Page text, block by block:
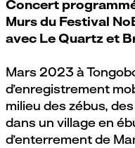
Concert
Murs du Festival
avec Le Quartz et
Mars 2023 à
d’enregistrement
milieu des zébus,
dans un village en
d’enterrement de